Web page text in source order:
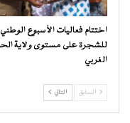
اختتام فعاليات الأسبوع الوطني
للشجرة على مستوى ولاية
الغربي
السابق التالي